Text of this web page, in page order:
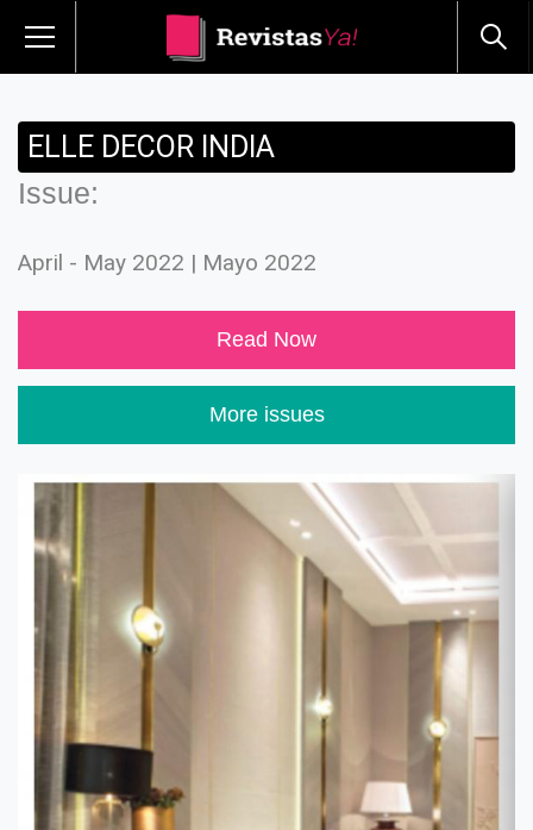
ELLE DECOR INDIA
Issue:
April - May 2022 | Mayo 2022
Read Now
More issues